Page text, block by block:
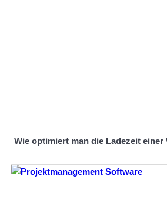
Wie optimiert man die Ladezeit einer